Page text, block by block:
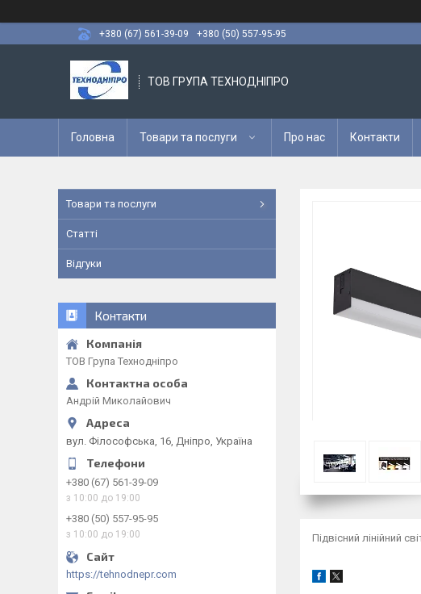
+380 (67) 561-39-09
+380 (50) 557-95-95
ТОВ ГРУПА ТЕХНОДНІПРО
Головна Товари та послуги Про нас Контакти
Підвісний лінійний
Товари та послуги
Статті
Відгуки
Контакти
ТОВ Група Технодніпро
Андрій Миколайович
вул. Філософська, 16, Дніпро, Україна
+380 (67) 561-39-09
з 10:00 до 19:00
+380 (50) 557-95-95
з 10:00 до 19:00
https://tehnodnepr.com